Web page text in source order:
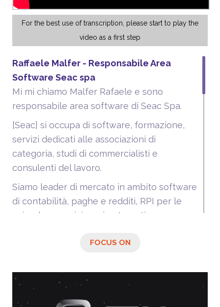
For the best use of transcription, please start to play the
video as a first step
Raffaele Malfer - Responsabile Area
Software Seac spa
Mi mi chiamo Malfer Rafaele e sono
responsabile area software di Seac Spa.
[Seac] si occupa di software, formazione,
servizi dedicati alle associazioni di
categoria, studi di commercialisti e
consulenti del lavoro.
Siamo leader di mercato in ambito software
di contabilità, paghe e redditi, RPI per le
aziende e servizi per i patronati.
Anche per un'azienda che sviluppa
software essere sempre aggiornati diventa
FOCUS ON